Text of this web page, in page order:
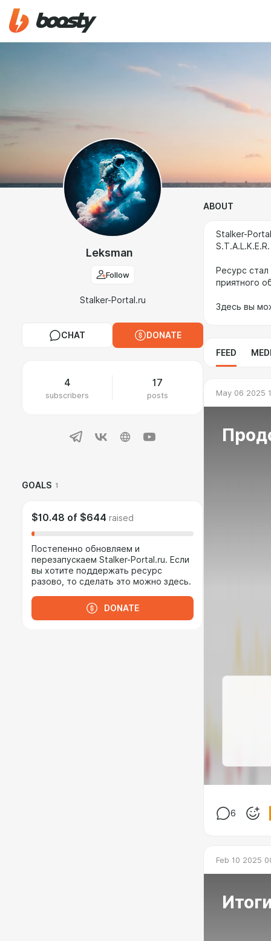
Leksman
Follow
Stalker-Portal.ru
CHAT DONATE
4
subscribers
17
posts
GOALS 1
$10.48 of $644 raised
Постепенно обновляем и
перезапускаем Stalker-Portal.ru. Если
вы хотите поддержать ресурс
разово, то сделать это можно здесь.
DONATE
ABOUT
Stalker-
S.T.A.L.K.E.R.
Ресурс
приятного
Здесь вы
FEED
May 06 2025
6
Feb 10 2025